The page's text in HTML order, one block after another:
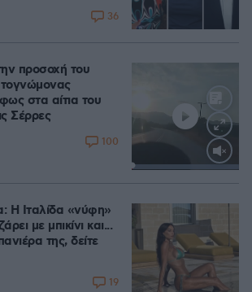
36
Loaded:
προσοχή του
φως στα αίτια του
Σέρρες
100
Η Ιταλίδα «νύφη»
με μπικίνι και...
της, δείτε
19